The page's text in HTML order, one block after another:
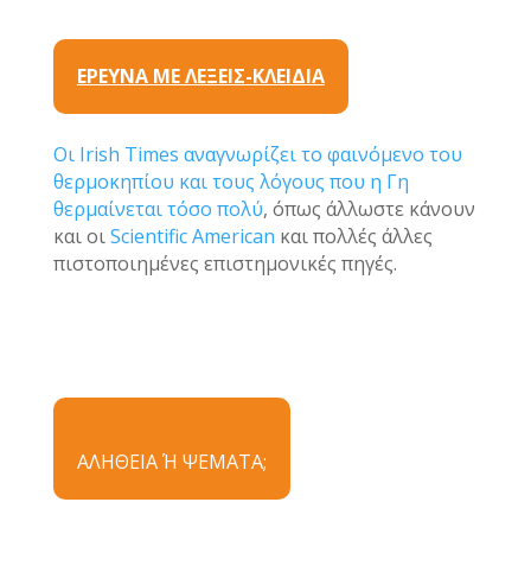
ΕΡΕΥΝΑ ΜΕ ΛΕΞΕΙΣ-ΚΛΕΙΔΙΑ
Οι Irish Times αναγνωρίζει το φαινόμενο του
θερμοκηπίου και τους λόγους που η Γη
θερμαίνεται τόσο πολύ, όπως άλλωστε κάνουν
και οιScientific American και πολλές άλλες
πιστοποιημένες επιστημονικές πηγές.
ΑΛΗΘΕΙΑ Ή ΨΕΜΑΤΑ;